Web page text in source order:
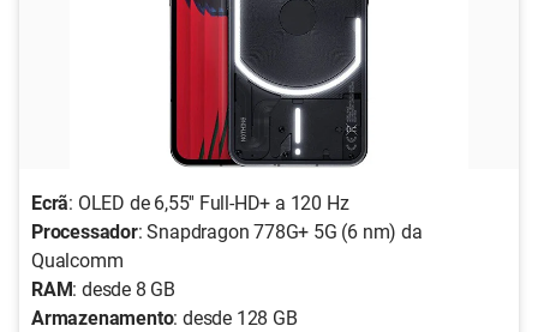
Ecrã: OLED de 6,55'' Full-HD+ a 120 Hz
Processador: Snapdragon 778G+ 5G (6 nm) da
Qualcomm
RAM: desde 8 GB
Armazenamento: desde 128 GB